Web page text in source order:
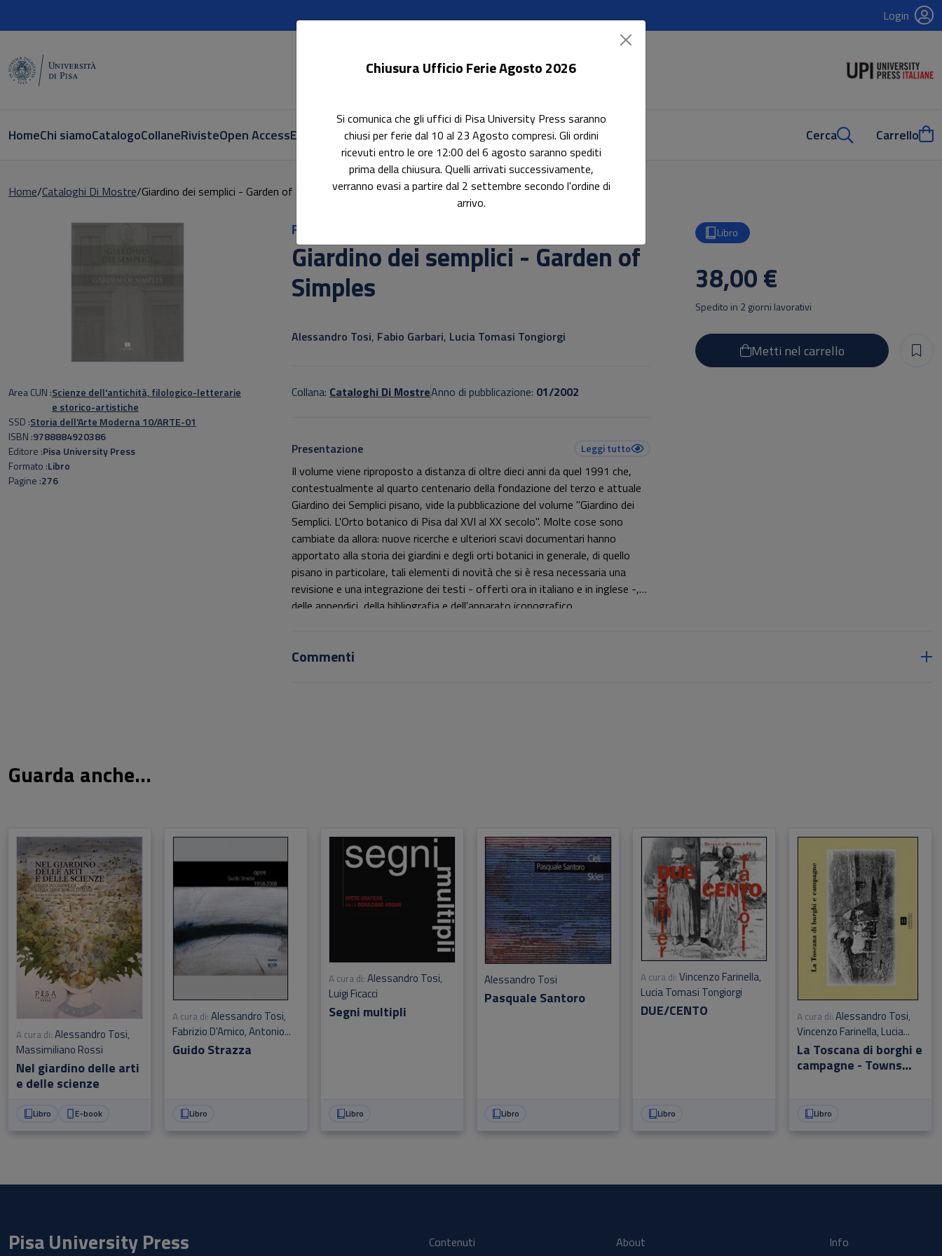
Login
HomeChi siamoCatalogoCollaneRivisteOpen AccessE-book AccessibiliIn evidenzaPubblica con noi Cerca Carrello
Home Cataloghi Di Mostre Giardino dei semplici - ­Garden of Simples
Ricerca
Giardino dei semplici - ­Garden of
Simples
Alessandro Tosi, Fabio Garbari, Lucia Tomasi Tongiorgi
Collana: Cataloghi Di MostreAnno di pubblicazione: 01/2002
Presentazione Leggi tutto
Il volume viene riproposto a distanza di oltre dieci anni da quel 1991 che,
contestualmente al quarto centenario della fondazione del terzo e attuale
Giardino dei Semplici pisano, vide la pubblicazione del volume "Giardino dei
Semplici. L'Orto botanico di Pisa dal XVI al XX secolo". Molte cose sono
cambiate da allora: nuove ricerche e ulteriori scavi documentari hanno
apportato alla storia dei giardini e degli orti botanici in generale, di quello
pisano in particolare, tali elementi di novità che si è resa necessaria una
revisione e una integrazione dei testi - offerti ora in italiano e in inglese -,
delle appendici, della bibliografia e dell'apparato iconografico.
Area CUN Scienze dell'antichità, filologico-letterarie
e storico-artistiche
SSD Storia dell'Arte Moderna 10/ARTE-01
ISBN 9788884920386
Editore Pisa University Press
Formato Libro
Pagine 276
Libro
38,00 €
Metti nel carrello
Spedito in 2 giorni lavorativi
Commenti
Guarda anche...
Nel giardino delle arti
e delle scienze
A cura di: Alessandro Tosi,
Massimiliano Rossi
Libro E-book
Guido Strazza
A cura di: Alessandro Tosi,
Fabrizio D'Amico, Antonio
Pinelli
Libro
Segni multipli
A cura di: Alessandro Tosi,
Luigi Ficacci
Libro
Pasquale Santoro
Alessandro Tosi
Libro
DUE/CENTO
A cura di: Vincenzo Farinella,
Lucia Tomasi Tongiorgi
Libro
La Toscana di borghi e
campagne­ - Towns
A cura di: Alessandro Tosi,
Vincenzo Farinella, Lucia
Tomasi Tongiorgi
Libro
Pisa University Press Contenuti About Info
Chiusura Ufficio Ferie Agosto 2026
Si comunica che gli uffici di Pisa University Press saranno
chiusi per ferie dal 10 al 23 Agosto compresi. Gli ordini
ricevuti entro le ore 12:00 del 6 agosto saranno spediti
prima della chiusura. Quelli arrivati successivamente,
verranno evasi a partire dal 2 settembre secondo l'ordine di
arrivo.